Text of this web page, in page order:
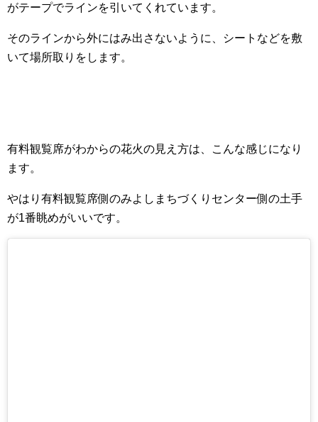
がテープでラインを引いてくれています。
そのラインから外にはみ出さないように、シートなどを敷
いて場所取りをします。
有料観覧席がわからの花火の見え方は、こんな感じになり
ます。
やはり有料観覧席側のみよしまちづくりセンター側の土手
が1番眺めがいいです。